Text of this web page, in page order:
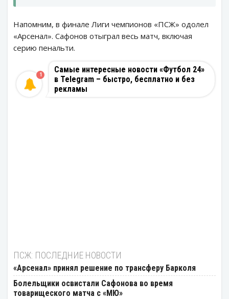
Напомним, в финале Лиги чемпионов «ПСЖ» одолел
«Арсенал». Сафонов отыграл весь матч, включая
серию пенальти.
Самые интересные новости «Футбол 24»
в Telegram – быстро, бесплатно и без
рекламы
1
ПСЖ: ПОСЛЕДНИЕ НОВОСТИ
«Арсенал» принял решение по трансферу Барколя
Болельщики освистали Сафонова во время
товарищеского матча с «МЮ»